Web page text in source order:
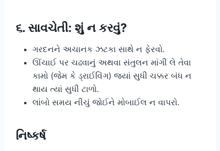
૬. સાવચેતી: શું ન કરવું?
ગરદનને અચાનક ઝટકા સાથે ન ફેરવો.
ઊંચાઈ પર ચઢવાનું અથવા સંતુલન માંગી લે તેવા
કામો (જેમ કે ડ્રાઈવિંગ) જ્યાં સુધી ચક્કર બંધ ન
થાય ત્યાં સુધી ટાળો.
લાંબો સમય નીચું જોઈને મોબાઈલ ન વાપરો.
નિષ્કર્ષ